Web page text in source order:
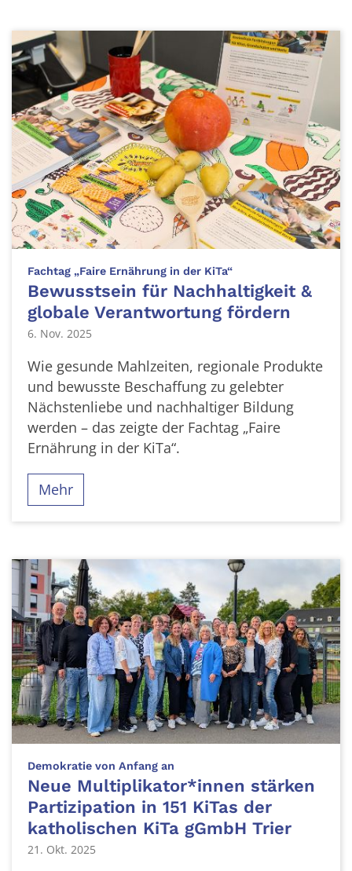
Fachtag „Faire Ernährung in der KiTa“:
Bewusstsein für Nachhaltigkeit &
globale Verantwortung fördern
6. Nov. 2025
Wie gesunde Mahlzeiten, regionale Produkte
und bewusste Beschaffung zu gelebter
Nächstenliebe und nachhaltiger Bildung
werden – das zeigte der Fachtag „Faire
Ernährung in der KiTa“.
Mehr
Demokratie von Anfang an
Neue Multiplikator*innen stärken
Partizipation in 151 KiTas der
katholischen KiTa gGmbH Trier
21. Okt. 2025